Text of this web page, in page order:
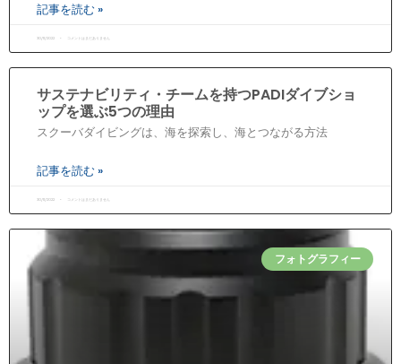
記事を読む »
30/11/2022 コメントはまだありません
サステナビリティ・チームを持つPADIダイブショ
ップを選ぶ5つの理由
スクーバダイビングは、海を探索し、海とつながる方法
記事を読む »
30/11/2022 コメントはまだありません
フォトグラフィー